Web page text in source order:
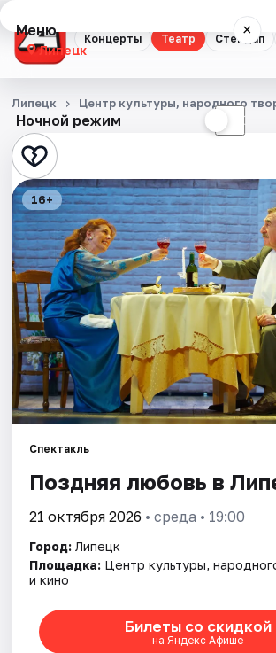
Концерты Театр Стендап
Меню ×
Липецк
Концерты
Театр
Стендап
Спорт
События
Города
Площадки
Артисты
Рейтинги
Ночной режим ☾
Липецк Центр культуры, народного
16+
Спектакль
Поздняя любовь в
21 октября 2026 • среда • 19:00
Город: Липецк
Площадка: Центр культуры,
и кино
Билеты со скидкой
на Яндекс Афише